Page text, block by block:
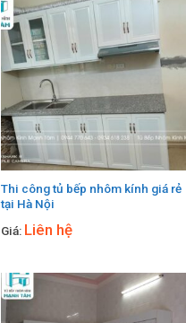
Thi công tủ bếp nhôm kính giá rẻ
tại Hà Nội
Giá: Liên hệ